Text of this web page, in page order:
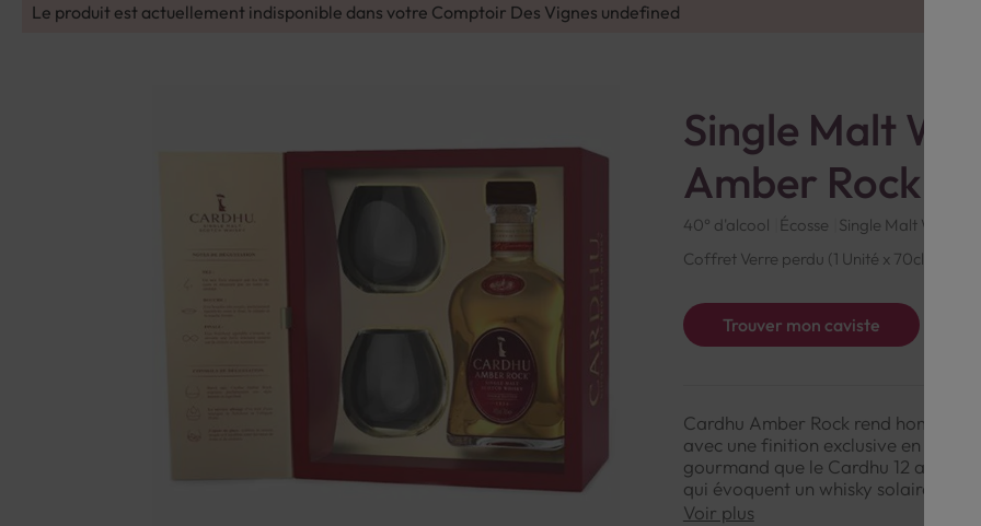
Le produit est actuellement indisponible dans votre Comptoir Des Vignes undefined
Single Malt
Amber Rock 40°
40° d'alcool Écosse Single Malt Whisky
Coffret Verre perdu (1 Unité x 70cl + 2
Trouver mon caviste
Cardhu Amber Rock rend hommage
avec une finition exclusive en fûts
gourmand que le Cardhu 12 ans, il
qui évoquent un whisky solaire, tout
Voir plus